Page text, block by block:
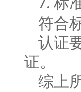
7.
符合
认证
证。
综上